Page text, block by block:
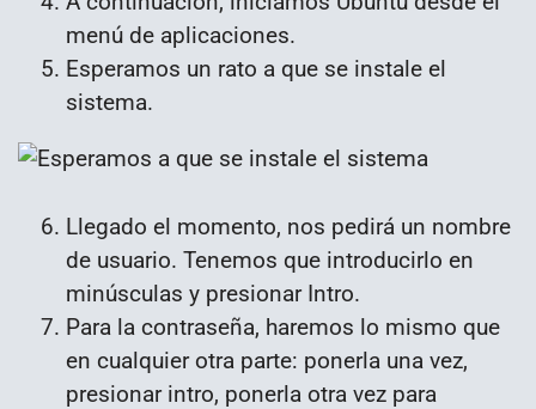
menú de aplicaciones.
Esperamos un rato a que se instale el
sistema.
Llegado el momento, nos pedirá un nombre
de usuario. Tenemos que introducirlo en
minúsculas y presionar Intro.
Para la contraseña, haremos lo mismo que
en cualquier otra parte: ponerla una vez,
presionar intro, ponerla otra vez para